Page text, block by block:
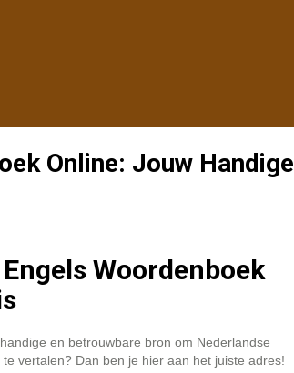
Online: Jouw Handige
Woordenboek
en betrouwbare bron om Nederlandse
vertalen? Dan ben je hier aan het juiste adres!